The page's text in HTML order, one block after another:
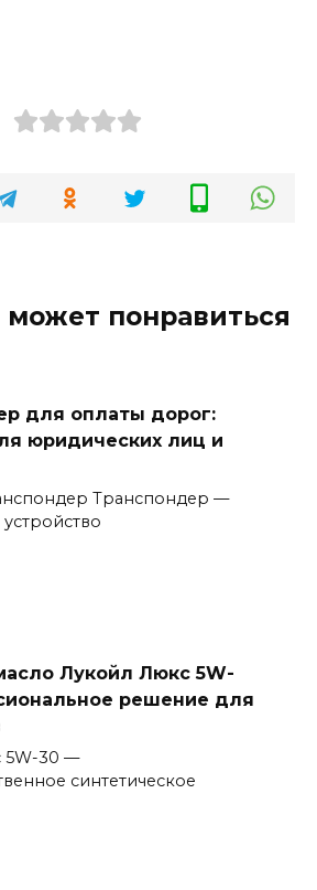
понравиться
для оплаты дорог:
юридических лиц и
Транспондер —
Лукойл Люкс 5W-
решение для
5W-30 —
синтетическое